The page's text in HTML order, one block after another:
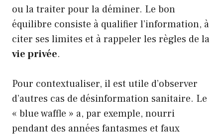
ou la traiter pour la déminer. Le bon
équilibre consiste à qualifier l’information, à
citer ses limites et à rappeler les règles de la
vie privée.
Pour contextualiser, il est utile d’observer
d’autres cas de désinformation sanitaire. Le
« blue waffle » a, par exemple, nourri
pendant des années fantasmes et faux